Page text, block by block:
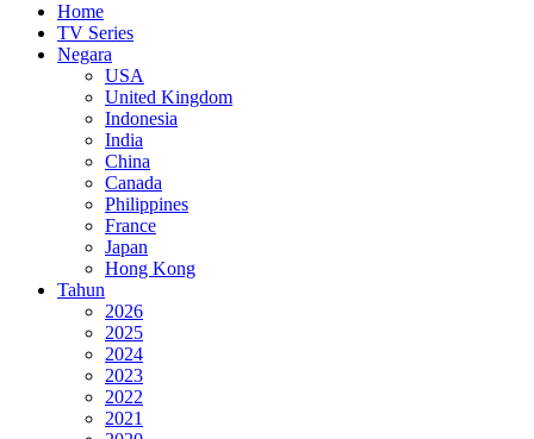
Home
TV Series
Negara
USA
United Kingdom
Indonesia
India
China
Canada
Philippines
France
Japan
Hong Kong
Tahun
2026
2025
2024
2023
2022
2021